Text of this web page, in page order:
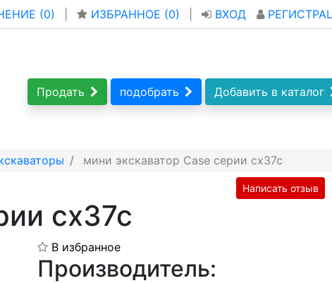
(0) ИЗБРАННОЕ (0) ВХОД
Продать подобрать Добавить в каталог
мини экскаватор Case серии cx37c
Написать отзыв
cx37c
В избранное
Производитель: